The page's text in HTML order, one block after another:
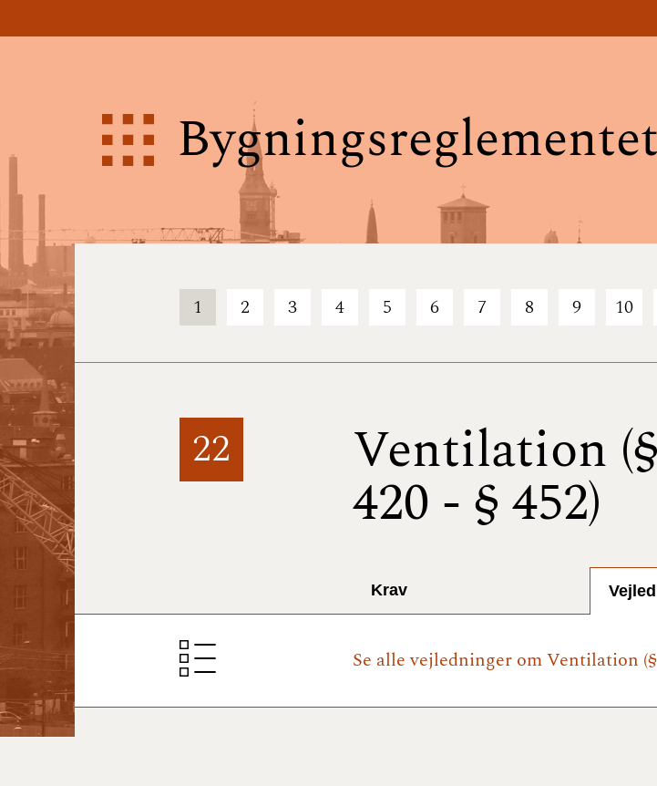
1 2 3 4 5 6 7 8 9 10
22 Ventilation (§
420 - § 452)
Krav
Se alle vejledninger om Ventilation (§